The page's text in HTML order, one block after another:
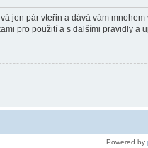
jen pár vteřin a dává vám
pro použití a s dalšími pravidly a
Powered by